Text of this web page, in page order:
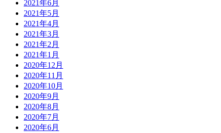
2021年6月
2021年5月
2021年4月
2021年3月
2021年2月
2021年1月
2020年12月
2020年11月
2020年10月
2020年9月
2020年8月
2020年7月
2020年6月